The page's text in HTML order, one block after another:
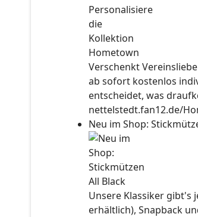
Verschenkt
ab sofort kostenlos
entscheidet, was
nettelstedt.fan12.de/
Neu im Shop:
Unsere Klassiker gibt's
erhältlich), Snapback